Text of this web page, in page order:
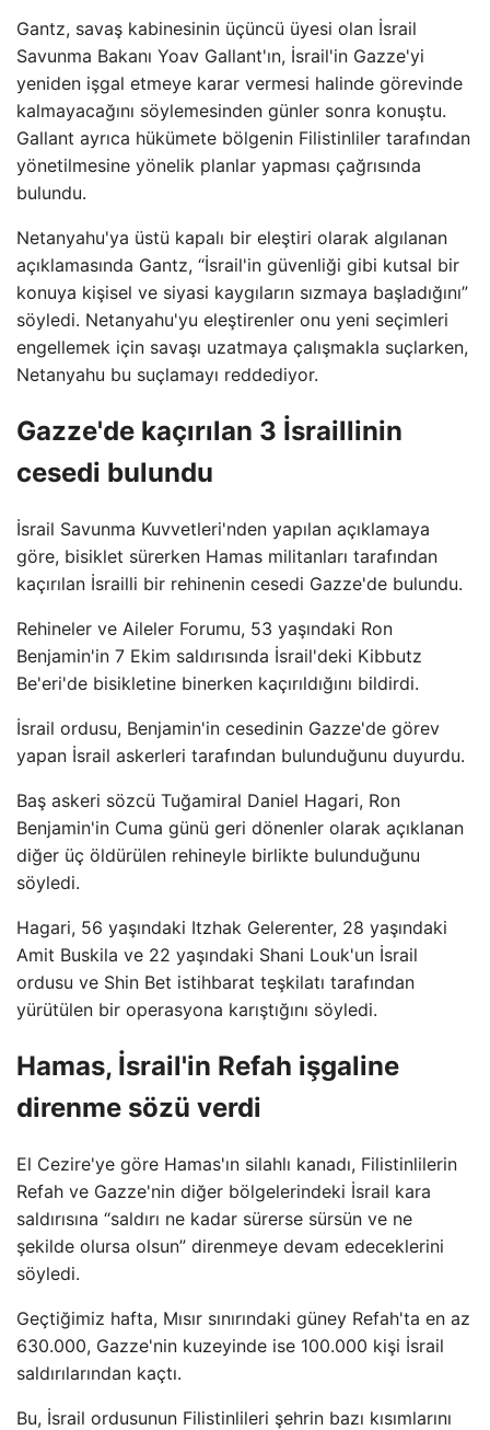
Gantz, savaş kabinesinin üçüncü üyesi olan İsrail
Savunma Bakanı Yoav Gallant'ın, İsrail'in Gazze'yi
yeniden işgal etmeye karar vermesi halinde görevinde
kalmayacağını söylemesinden günler sonra konuştu.
Gallant ayrıca hükümete bölgenin Filistinliler tarafından
yönetilmesine yönelik planlar yapması çağrısında
bulundu.
Netanyahu'ya üstü kapalı bir eleştiri olarak algılanan
açıklamasında Gantz, “İsrail'in güvenliği gibi kutsal bir
konuya kişisel ve siyasi kaygıların sızmaya başladığını”
söyledi. Netanyahu'yu eleştirenler onu yeni seçimleri
engellemek için savaşı uzatmaya çalışmakla suçlarken,
Netanyahu bu suçlamayı reddediyor.
Gazze'de kaçırılan 3 İsraillinin
cesedi bulundu
İsrail Savunma Kuvvetleri'nden yapılan açıklamaya
göre, bisiklet sürerken Hamas militanları tarafından
kaçırılan İsrailli bir rehinenin cesedi Gazze'de bulundu.
Rehineler ve Aileler Forumu, 53 yaşındaki Ron
Benjamin'in 7 Ekim saldırısında İsrail'deki Kibbutz
Be'eri'de bisikletine binerken kaçırıldığını bildirdi.
İsrail ordusu, Benjamin'in cesedinin Gazze'de görev
yapan İsrail askerleri tarafından bulunduğunu duyurdu.
Baş askeri sözcü Tuğamiral Daniel Hagari, Ron
Benjamin'in Cuma günü geri dönenler olarak açıklanan
diğer üç öldürülen rehineyle birlikte bulunduğunu
söyledi.
Hagari, 56 yaşındaki Itzhak Gelerenter, 28 yaşındaki
Amit Buskila ve 22 yaşındaki Shani Louk'un İsrail
ordusu ve Shin Bet istihbarat teşkilatı tarafından
yürütülen bir operasyona karıştığını söyledi.
Hamas, İsrail'in Refah işgaline
direnme sözü verdi
El Cezire'ye göre Hamas'ın silahlı kanadı, Filistinlilerin
Refah ve Gazze'nin diğer bölgelerindeki İsrail kara
saldırısına “saldırı ne kadar sürerse sürsün ve ne
şekilde olursa olsun” direnmeye devam edeceklerini
söyledi.
Geçtiğimiz hafta, Mısır sınırındaki güney Refah'ta en az
630.000, Gazze'nin kuzeyinde ise 100.000 kişi İsrail
saldırılarından kaçtı.
Bu, İsrail ordusunun Filistinlileri şehrin bazı kısımlarını